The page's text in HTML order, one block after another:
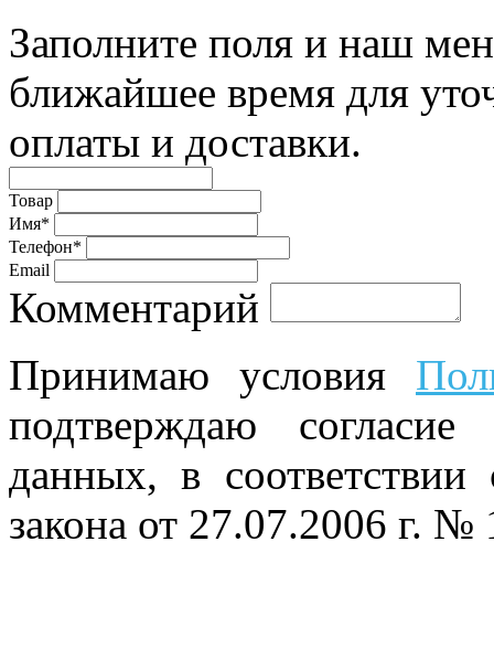
Заполните поля и наш
ближайшее время для
оплаты и доставки.
Товар
Имя*
Телефон*
Email
Комментарий
Принимаю условия
подтверждаю
данных, в
закона от 27.07.2006 г.